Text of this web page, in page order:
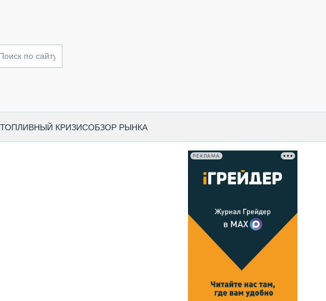
ТОПЛИВНЫЙ КРИЗИСОБЗОР РЫНКА
РЕКЛАМА